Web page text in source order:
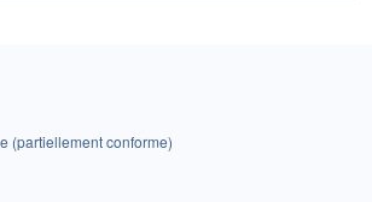
(partiellement conforme)